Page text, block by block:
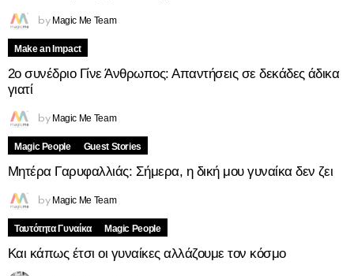
by Magic Me Team
Make an Impact
2ο συνέδριο Γίνε Άνθρωπος: Απαντήσεις σε δεκάδες άδικα
γιατί
by Magic Me Team
Magic People Guest Stories
Μητέρα Γαρυφαλλιάς: Σήμερα, η δική μου γυναίκα δεν ζει
by Magic Me Team
Ταυτότητα Γυναίκα Magic People
Και κάπως έτσι οι γυναίκες αλλάζουμε τον κόσμο